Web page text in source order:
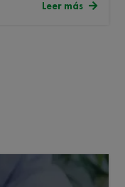
Leer más